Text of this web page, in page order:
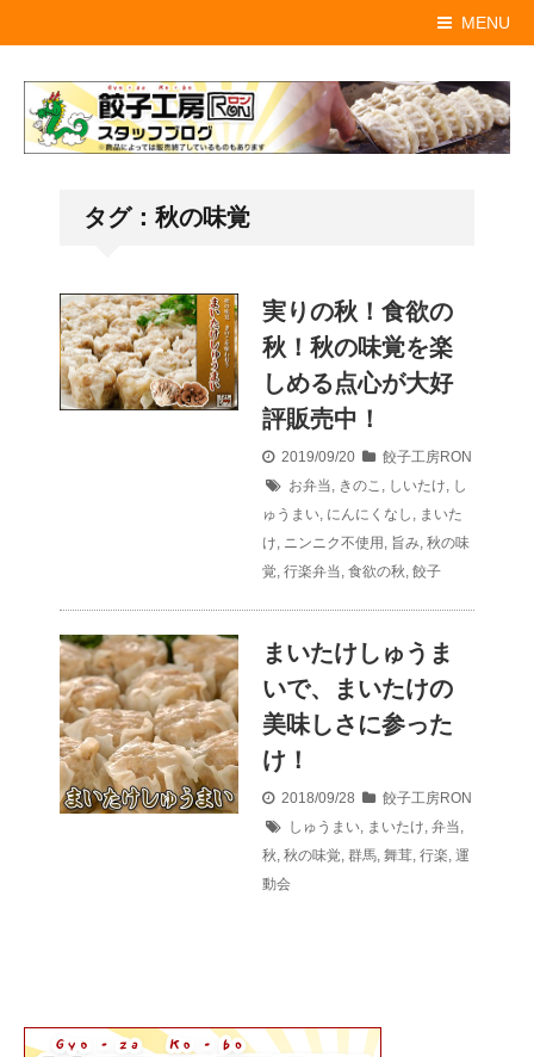
MENU
タグ：秋の味覚
実りの秋！食欲の
秋！秋の味覚を楽
しめる点心が大好
評販売中！
2019/09/20
餃子工房RON
お弁当
きのこ しいたけ
し
ゅうまい にんにくなし
まいた
け
ニンニク不使用 旨み 秋の味
覚 行楽弁当 食欲の秋 餃子
まいたけしゅうま
いで、まいたけの
美味しさに参った
け！
2018/09/28
餃子工房RON
しゅうまい まいたけ 弁当
秋 秋の味覚 群馬 舞茸 行楽 運
動会